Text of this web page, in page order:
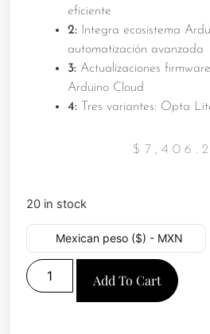
eficiente
2: Integra ecosistema
automatización avanzada
3: Actualizaciones
Arduino Cloud
4: Tres variantes: Opta
$
20 in stock
Mexican peso ($) - MXN
Add To Cart